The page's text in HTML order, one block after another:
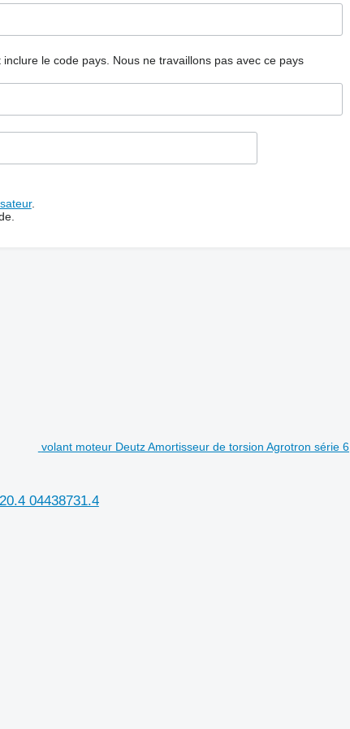
le code pays. Nous ne travaillons pas avec ce pays
.
volant moteur Deutz Amortisseur de torsion Agrotron série 6,
04438731.4